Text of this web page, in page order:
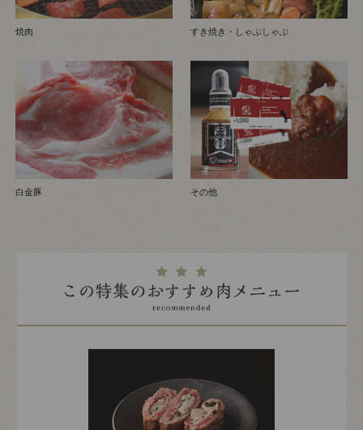
焼肉 すき焼き・しゃぶしゃぶ
白金豚 その他